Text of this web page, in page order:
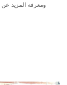
CNAS ومعرفة المزيد عن